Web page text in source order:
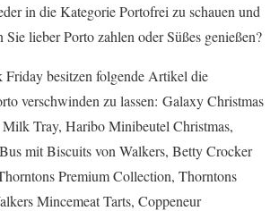
in die Kategorie Portofrei zu schauen und
lieber Porto zahlen oder Süßes genießen?
besitzen folgende Artikel die
verschwinden zu lassen: Galaxy Christmas
Tray, Haribo Minibeutel Christmas,
mit Biscuits von Walkers, Betty Crocker
Premium Collection, Thorntons
Mincemeat Tarts, Coppeneur